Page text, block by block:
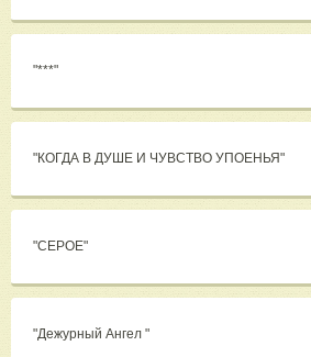
"***"
"КОГДА В ДУШЕ И ЧУВСТВО УПОЕНЬЯ"
"СЕРОЕ"
"Дежурный Ангел "